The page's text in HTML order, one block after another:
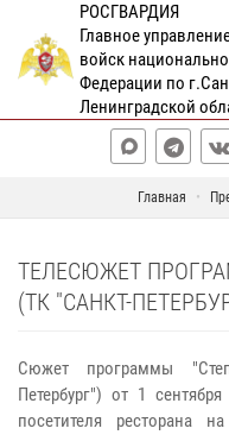
РОСГВАРДИЯ
Главное
войск
Федерации по
Ленинградской
Главная
ТЕЛЕСЮЖЕТ
(ТК "САНКТ-
Сюжет программы
Петербург") от 1
посетителя ресторана